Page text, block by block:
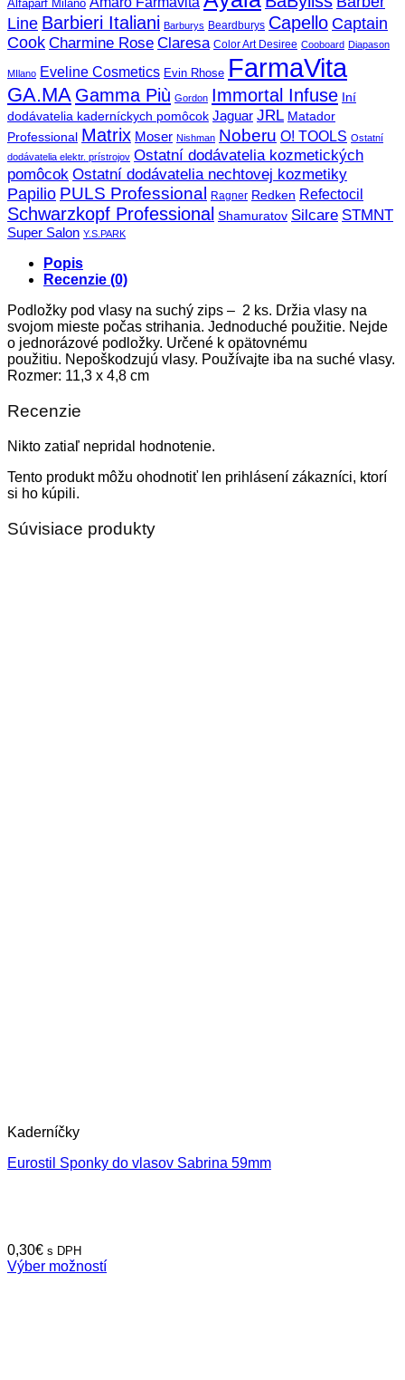
Alfaparf Milano
Line Barbieri Italiani Barburys Beardburys Capello Captain
Cook Charmine Rose Claresa Color Art Desiree Cooboard Diapason
MIlano Eveline Cosmetics Evin Rhose FarmaVita
GA.MA Gamma Più Gordon Immortal Infuse Iní
dodávatelia kaderníckych pomôcok Jaguar JRL Matador
Professional Matrix Moser Nishman Noberu O! TOOLS Ostatní
dodávatelia elektr. prístrojov Ostatní dodávatelia kozmetických
pomôcok Ostatní dodávatelia nechtovej kozmetiky
Papilio PULS Professional Ragner Redken Refectocil
Schwarzkopf Professional Shamuratov Silcare STMNT
Super Salon Y.S.PARK
Popis
Recenzie (0)
Podložky pod vlasy na suchý zips – 2 ks. Držia vlasy na
svojom mieste počas strihania. Jednoduché použitie. Nejde
o jednorázové podložky. Určené k opätovnému
použitiu. Nepoškodzujú vlasy. Používajte iba na suché vlasy.
Rozmer: 11,3 x 4,8 cm
Recenzie
Nikto zatiaľ nepridal hodnotenie.
Tento produkt môžu ohodnotiť len prihlásení zákazníci, ktorí
si ho kúpili.
Súvisiace produkty
Kaderníčky
Eurostil Sponky do vlasov Sabrina 59mm
0,30€ s DPH
Výber možností